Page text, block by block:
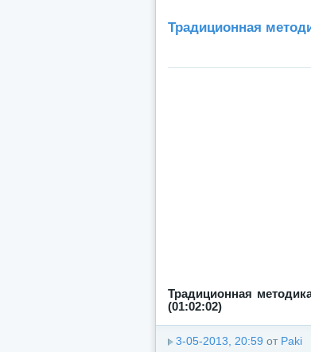
Традиционная
Традиционная
(01:02:02)
3-05-2013, 20:59 от Paki